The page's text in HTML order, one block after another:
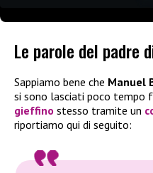
Le parole del padre
Sappiamo bene che Manuel
si sono lasciati poco tempo
gieffino stesso tramite un
riportiamo qui di seguito: